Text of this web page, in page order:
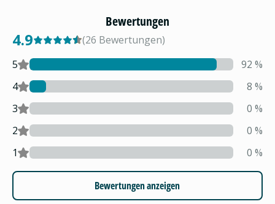
Bewertungen
4.9 (26 Bewertungen)
5
92 %
4
8 %
3
0 %
2
0 %
1
0 %
Bewertungen anzeigen